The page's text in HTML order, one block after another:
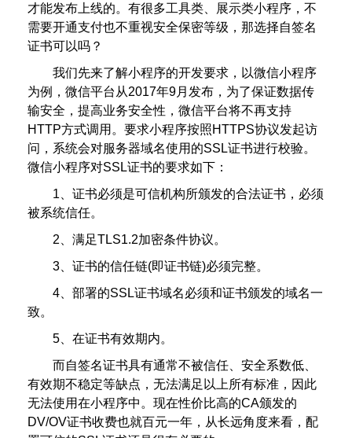
才能发布上线的。有很多工具类、展示类小程序，不
需要开通支付也不重视安全保密等级，那选择自签名
证书可以吗？
我们先来了解小程序的开发要求，以微信小程序
为例，微信平台从2017年9月发布，为了保证数据传
输安全，提高业务安全性，微信平台将不再支持
HTTP方式调用。要求小程序按照HTTPS协议发起访
问，系统会对服务器域名使用的SSL证书进行校验。
微信小程序对SSL证书的要求如下：
1、证书必须是可信机构所颁发的合法证书，必须
被系统信任。
2、满足TLS1.2加密条件协议。
3、证书的信任链(即证书链)必须完整。
4、部署的SSL证书域名必须和证书颁发的域名一
致。
5、在证书有效期内。
而自签名证书具有通常不被信任、安全系数低、
有效期不稳定等缺点，无法满足以上所有标准，因此
无法使用在小程序中。现在性价比高的CA颁发的
DV/OV证书收费也就百元一年，从长远角度来看，配